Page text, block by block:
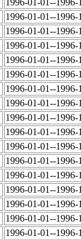
1996-01-01--
1996-01-01--
1996-01-01--
1996-01-01--
1996-01-01--
1996-01-01--
1996-01-01--
1996-01-01--
1996-01-01--
1996-01-01--
1996-01-01--
1996-01-01--
1996-01-01--
1996-01-01--
1996-01-01--
1996-01-01--
1996-01-01--